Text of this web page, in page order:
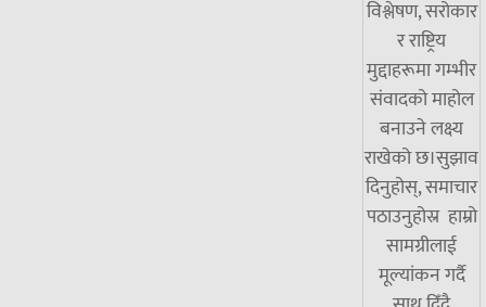
विश्लेषण, सरोकार
र राष्ट्रिय
मुद्दाहरूमा गम्भीर
संवादको माहोल
बनाउने लक्ष्य
राखेको छ।सुझाव
दिनुहोस्, समाचार
पठाउनुहोस्र हाम्रो
सामग्रीलाई
मूल्यांकन गर्दै